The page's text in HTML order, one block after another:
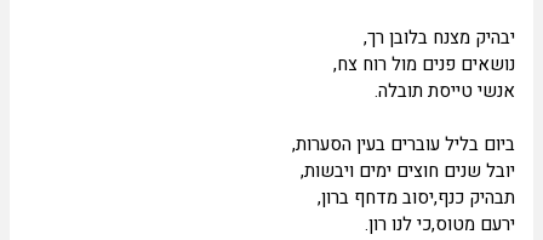
מצנח בלובן רך,
פנים מול רוח צח,
טייסת תובלה.
בליל עוברים בעין הסערות,
שנים חוצים ימים ויבשות,
כנף,יסוב מדחף ברון,
מטוס,כי לנו רון.